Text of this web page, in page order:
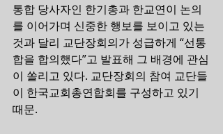
통합 당사자인 한기총과 한교연이 논의
를 이어가며 신중한 행보를 보이고 있는
것과 달리 교단장회의가 성급하게 “선통
합을 합의했다”고 발표해 그 배경에 관심
이 쏠리고 있다. 교단장회의 참여 교단들
이 한국교회총연합회를 구성하고 있기
때문.